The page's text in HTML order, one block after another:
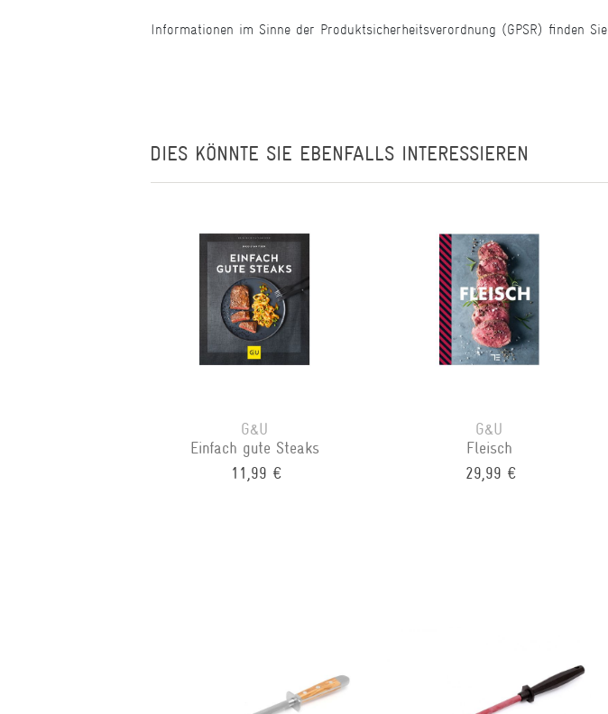
Informationen im Sinne der Produktsicherheitsverordnung (GPSR) finden Sie
DIES KÖNNTE SIE EBENFALLS INTERESSIEREN
G&U
Einfach gute Steaks
11,99 €
G&U
Fleisch
29,99 €